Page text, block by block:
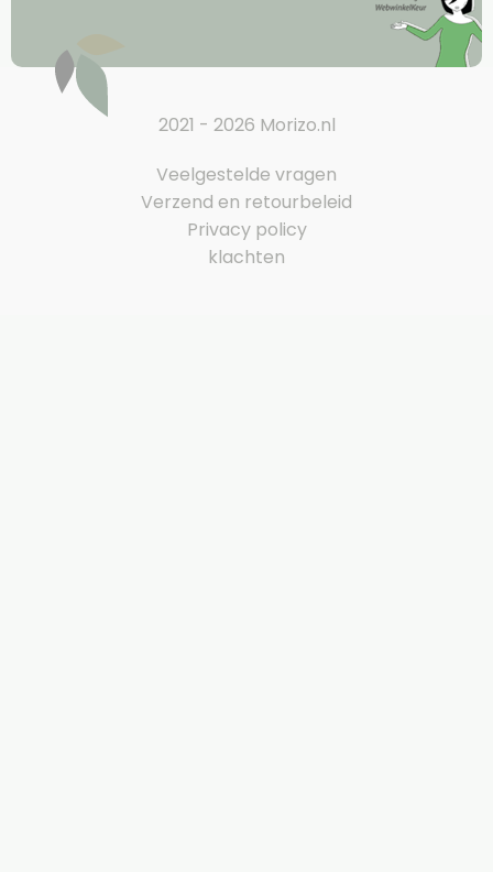
2021 - 2026 Morizo.nl
Veelgestelde vragen
Verzend en retourbeleid
Privacy policy
klachten